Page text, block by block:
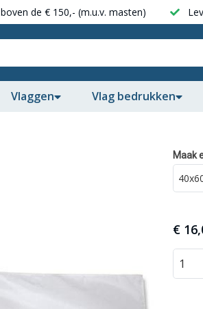
boven de € 150,- (m.u.v. masten)
Vlaggen Vlag bedrukken
Maak
€